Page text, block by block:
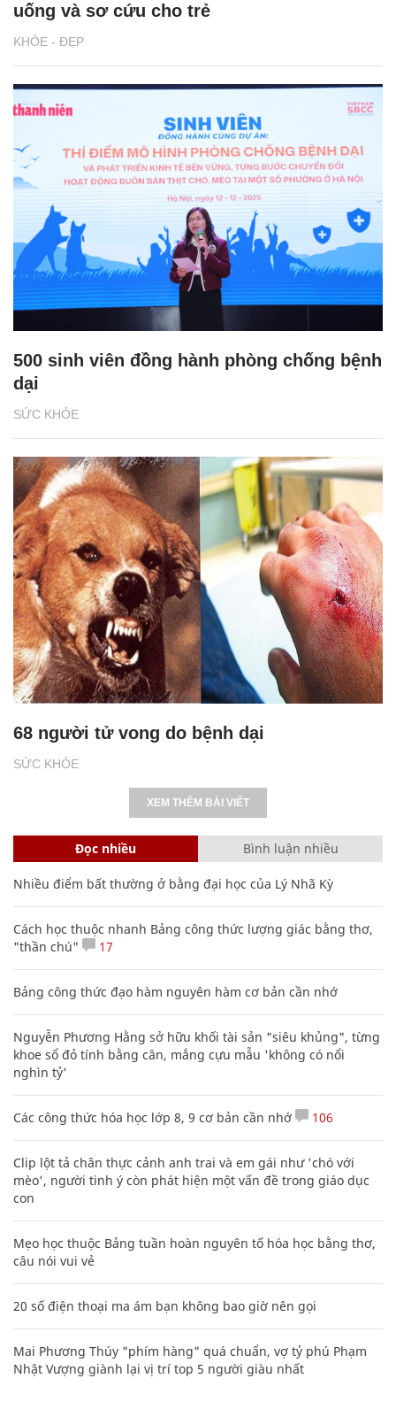
KHỎE - ĐẸP
uống và sơ cứu cho trẻ
SỨC KHỎE
500 sinh viên đồng hành phòng chống bệnh
dại
SỨC KHỎE
68 người tử vong do bệnh dại
XEM THÊM BÀI VIẾT
Đọc nhiều Bình luận nhiều
Nhiều điểm bất thường ở bằng đại học của Lý Nhã Kỳ
Cách học thuộc nhanh Bảng công thức lượng giác bằng thơ,
"thần chú"
17
Bảng công thức đạo hàm nguyên hàm cơ bản cần nhớ
Nguyễn Phương Hằng sở hữu khối tài sản "siêu khủng", từng
khoe sổ đỏ tính bằng cân, mắng cựu mẫu 'không có nổi
nghìn tỷ'
Các công thức hóa học lớp 8, 9 cơ bản cần nhớ 106
Clip lột tả chân thực cảnh anh trai và em gái như 'chó với
mèo', người tinh ý còn phát hiện một vấn đề trong giáo dục
con
Mẹo học thuộc Bảng tuần hoàn nguyên tố hóa học bằng thơ,
câu nói vui vẻ
20 số điện thoại ma ám bạn không bao giờ nên gọi
Mai Phương Thúy "phím hàng" quá chuẩn, vợ tỷ phú Phạm
Nhật Vượng giành lại vị trí top 5 người giàu nhất